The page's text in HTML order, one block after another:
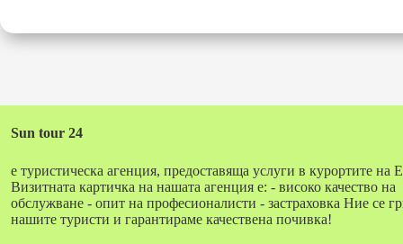
Sun tour 24
е туристическа агенция, предоставяща услуги в курортите на
Визитната картичка на нашата агенция е: - високо качество на
обслужване - опит на професионалисти - застраховка Ние се
нашите туристи и гарантираме качествена почивка!